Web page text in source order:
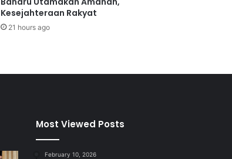
Kesejahteraan Rakyat
21 hours ago
Most Viewed Posts
February 10, 2026